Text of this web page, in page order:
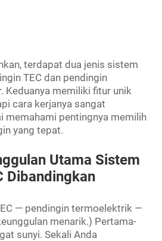
terdapat dua jenis sistem
TEC dan pendingin
Keduanya memiliki fitur unik
cara kerjanya sangat
memahami pentingnya memilih
yang tepat.
Utama Sistem
Dibandingkan
— pendingin termoelektrik —
menarik.) Pertama-
sunyi. Sekali Anda